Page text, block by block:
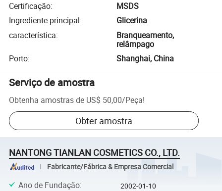
Certificação:
MSDS
Ingrediente principal:
Glicerina
característica:
Branqueamento,
relâmpago
Porto: Shanghai, China
Serviço de amostra
Obtenha amostras de US$ 50,00/Peça!
Obter amostra
NANTONG TIANLAN COSMETICS CO., LTD.
Fabricante/Fábrica & Empresa Comercial
Ano de Fundação: 2002-01-10